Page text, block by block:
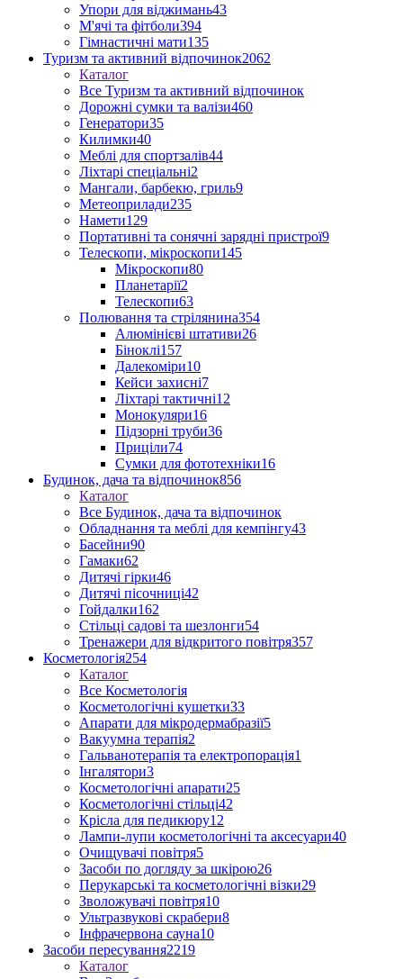
Упори для віджимань43
М'ячі та фітболи394
Гімнастичні мати135
Туризм та активний відпочинок2062
Каталог
Все Туризм та активний відпочинок
Дорожні сумки та валізи460
Генератори35
Килимки40
Меблі для спортзалів44
Ліхтарі спеціальні2
Мангали, барбекю, гриль9
Метеоприлади235
Намети129
Портативні та сонячні зарядні пристрої9
Телескопи, мікроскопи145
Мікроскопи80
Планетарії2
Телескопи63
Полювання та стрілянина354
Алюмінієві штативи26
Біноклі157
Далекоміри10
Кейси захисні7
Ліхтарі тактичні12
Монокуляри16
Підзорні труби36
Приціли74
Сумки для фототехніки16
Будинок, дача та відпочинок856
Каталог
Все Будинок, дача та відпочинок
Обладнання та меблі для кемпінгу43
Басейни90
Гамаки62
Дитячі гірки46
Дитячі пісочниці42
Гойдалки162
Стільці садові та шезлонги54
Тренажери для відкритого повітря357
Косметологія254
Каталог
Все Косметологія
Косметологічні кушетки33
Апарати для мікродермабразії5
Вакуумна терапія2
Гальванотерапія та електропорація1
Інгалятори3
Косметологічні апарати25
Косметологічні стільці42
Крісла для педикюру12
Лампи-лупи косметологічні та аксесуари40
Очищувачі повітря5
Засоби по догляду за шкірою26
Перукарські та косметологічні візки29
Зволожувачі повітря10
Ультразвукові скрабери8
Інфрачервона сауна10
Засоби пересування2219
Каталог